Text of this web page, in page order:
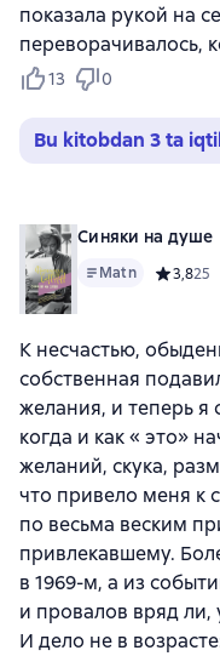
показала рукой на
переворачивалось,
13 0
Bu kitobdan 3 ta
Синяки на душе
Matn Средний
3,825
К несчастью,
собственная
желания, и теперь я
когда и как « это»
желаний, скука,
что привело меня к
по весьма веским
привлекавшему.
в 1969-м, а из
и провалов вряд ли,
И дело не в